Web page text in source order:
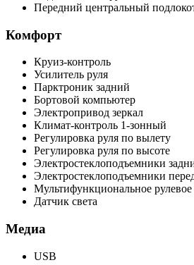
Передний центральный
Комфорт
Круиз-контроль
Усилитель руля
Парктроник задний
Бортовой компьютер
Электропривод зеркал
Климат-контроль 1-зонный
Регулировка руля по вылету
Регулировка руля по высоте
Электростеклоподъемники
Электростеклоподъемники
Мультифункциональное рулевое
Датчик света
Медиа
USB